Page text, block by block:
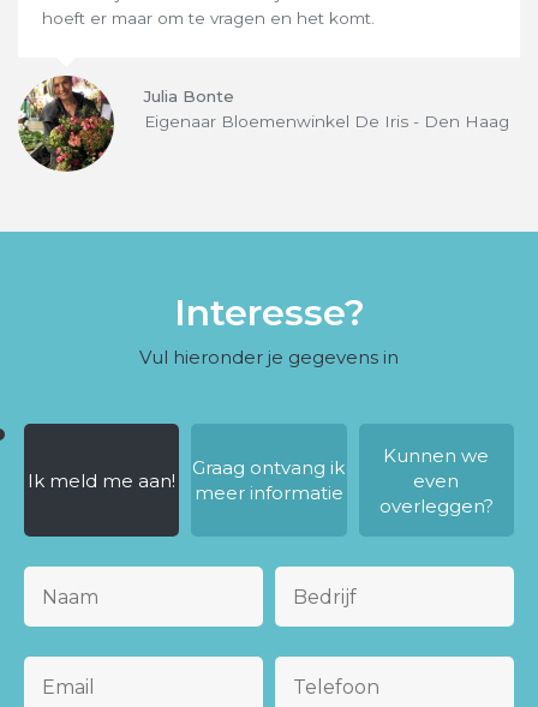
hoeft er maar om te vragen en het komt.
Julia Bonte
Eigenaar Bloemenwinkel De Iris - Den Haag
Interesse?
Vul hieronder je gegevens in
Ik meld me aan!
Graag ontvang ik
meer informatie
Kunnen we
even
overleggen?